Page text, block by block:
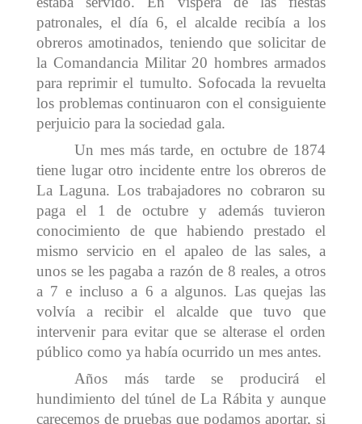
patronales, el día 6, el alcalde recibía a los
obreros amotinados, teniendo que solicitar de
la Comandancia Militar 20 hombres armados
para reprimir el tumulto. Sofocada la revuelta
los problemas continuaron con el consiguiente
perjuicio para la sociedad gala.
Un mes más tarde, en octubre de 1874
tiene lugar otro incidente entre los obreros de
La Laguna. Los trabajadores no cobraron su
paga el 1 de octubre y además tuvieron
conocimiento de que habiendo prestado el
mismo servicio en el apaleo de las sales, a
unos se les pagaba a razón de 8 reales, a otros
a 7 e incluso a 6 a algunos. Las quejas las
volvía a recibir el alcalde que tuvo que
intervenir para evitar que se alterase el orden
público como ya había ocurrido un mes antes.
Años más tarde se producirá el
hundimiento del túnel de La Rábita y aunque
carecemos de pruebas que podamos aportar, si